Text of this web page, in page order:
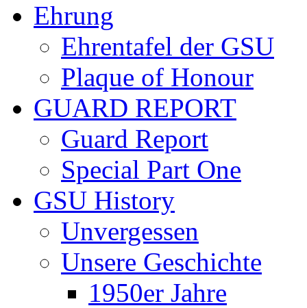
Ehrung
Ehrentafel der GSU
Plaque of Honour
GUARD REPORT
Guard Report
Special Part One
GSU History
Unvergessen
Unsere Geschichte
1950er Jahre